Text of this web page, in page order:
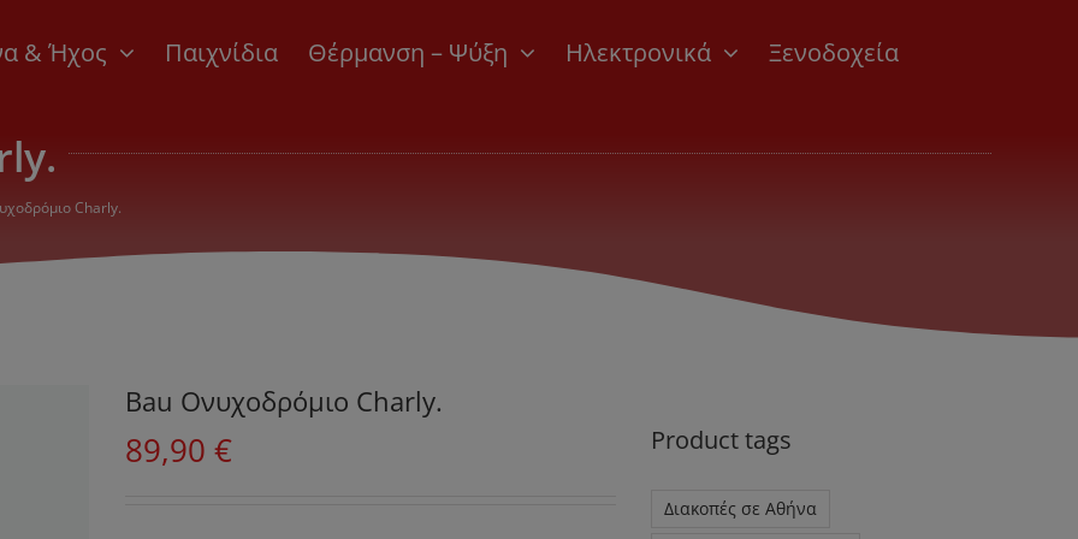
& Ήχος Παιχνίδια Θέρμανση – Ψύξη Ηλεκτρονικά Ξενοδοχεία
Charly.
Bau Ονυχοδρόμιο Charly.
89,90 € Product tags
Διακοπές σε Αθήνα